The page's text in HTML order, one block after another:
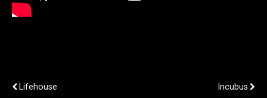
Lifehouse
Incubus